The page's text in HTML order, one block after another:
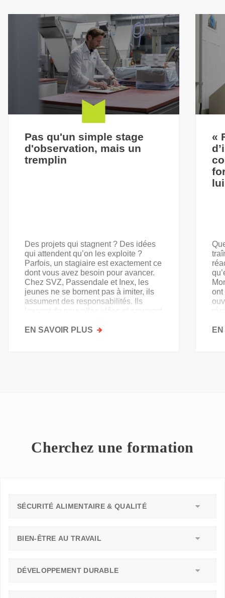
Pas qu'un simple stage
d'observation, mais un
tremplin
Des projets qui stagnent ? Des idées
qui attendent qu’on les exploite ?
Parfois, un stagiaire est exactement ce
dont vous avez besoin pour avancer.
Chez SVZ, Passendale et Inex, les
jeunes ne se bornent pas à imiter, ils
assument des responsabilités. Ils
lancent de nouvelles idées et prennent
EN SAVOIR PLUS SUR
«
ont
Cherchez une formation
SÉCURITÉ ALIMENTAIRE & QUALITÉ
BIEN-ÊTRE AU TRAVAIL
DÉVELOPPEMENT DURABLE